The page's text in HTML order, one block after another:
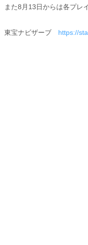
また8月13日からは各プレ
東宝ナビザーブ https://